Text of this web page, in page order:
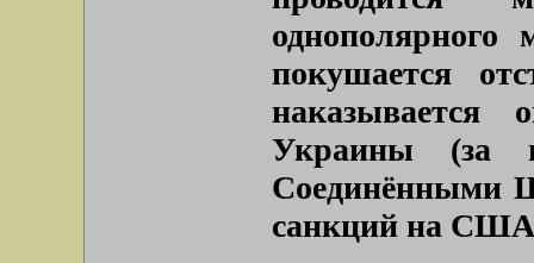
однополярного
покушается
наказывается
Украины (за
Соединёнными
санкций на